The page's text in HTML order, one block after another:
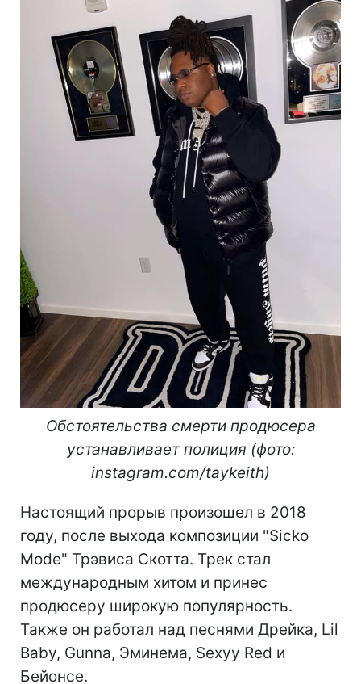
Обстоятельства смерти продюсера
устанавливает полиция (фото:
instagram.com/taykeith)
Настоящий прорыв произошел в 2018
году, после выхода композиции "Sicko
Mode" Трэвиса Скотта. Трек стал
международным хитом и принес
продюсеру широкую популярность.
Также он работал над песнями Дрейка, Lil
Baby, Gunna, Эминема, Sexyy Red и
Бейонсе.